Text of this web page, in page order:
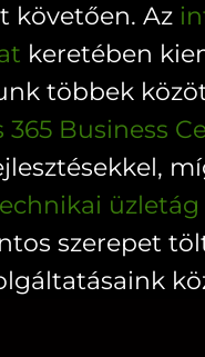
követően. Az
keretében
többek
365 Business
üzletág
szerepet